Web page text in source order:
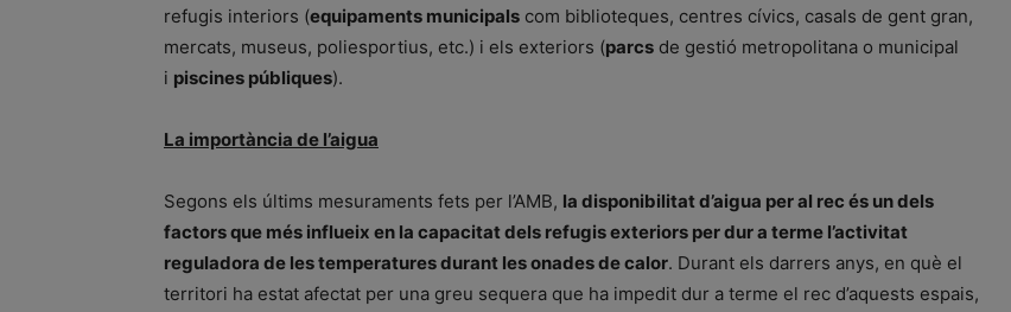
refugis interiors (equipaments municipals com biblioteques, centres cívics, casals de gent gran,
mercats, museus, poliesportius, etc.) i els exteriors (parcs de gestió metropolitana o municipal
i piscines públiques).
La importància de l’aigua
Segons els últims mesuraments fets per l’AMB, la disponibilitat d’aigua per al rec és un dels
factors que més influeix en la capacitat dels refugis exteriors per dur a terme l’activitat
reguladora de les temperatures durant les onades de calor. Durant els darrers anys, en què el
territori ha estat afectat per una greu sequera que ha impedit dur a terme el rec d’aquests espais,